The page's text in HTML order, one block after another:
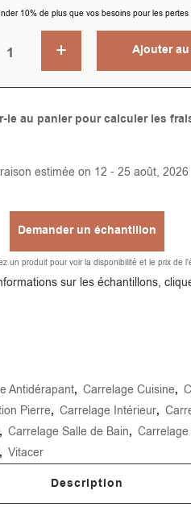
10% de plus que vos besoins pour les pertes
Ajouter
le au panier pour calculer les
estimée on 12 - 25 août, 2026
Demander un échantillon
un produit pour voir la disponibilité et le prix de
Alternative:
sur les échantillons,
Antidérapant, Carrelage Cuisine,
Pierre, Carrelage Intérieur,
, Carrelage Salle de Bain, Carrelage
, Vitacer
Description